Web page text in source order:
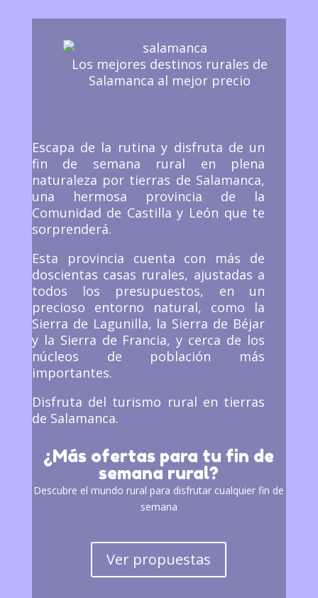
Los mejores destinos rurales de
Salamanca al mejor precio
Escapa de la rutina y disfruta de un
fin de semana rural en plena
naturaleza por tierras de Salamanca,
una hermosa provincia de la
Comunidad de Castilla y León que te
sorprenderá.
Esta provincia cuenta con más de
doscientas casas rurales, ajustadas a
todos los presupuestos, en un
precioso entorno natural, como la
Sierra de Lagunilla, la Sierra de Béjar
y la Sierra de Francia, y cerca de los
núcleos de población más
importantes.
Disfruta del turismo rural en tierras
de Salamanca.
¿Más ofertas para tu fin de
semana rural?
Descubre el mundo rural para disfrutar cualquier fin de
semana
Ver propuestas